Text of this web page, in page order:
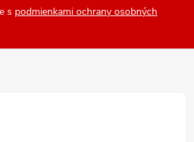
s podmienkami ochrany osobných